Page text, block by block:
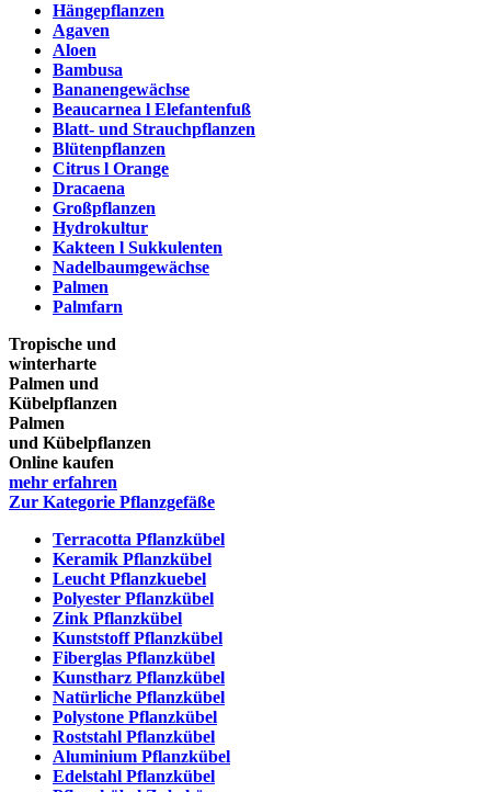
Hängepflanzen
Agaven
Aloen
Bambusa
Bananengewächse
Beaucarnea l Elefantenfuß
Blatt- und Strauchpflanzen
Blütenpflanzen
Citrus l Orange
Dracaena
Großpflanzen
Hydrokultur
Kakteen l Sukkulenten
Nadelbaumgewächse
Palmen
Palmfarn
Tropische und
winterharte
Palmen und
Kübelpflanzen
Palmen
und Kübelpflanzen
Online kaufen
mehr erfahren
Zur Kategorie Pflanzgefäße
Terracotta Pflanzkübel
Keramik Pflanzkübel
Leucht Pflanzkuebel
Polyester Pflanzkübel
Zink Pflanzkübel
Kunststoff Pflanzkübel
Fiberglas Pflanzkübel
Kunstharz Pflanzkübel
Natürliche Pflanzkübel
Polystone Pflanzkübel
Roststahl Pflanzkübel
Aluminium Pflanzkübel
Edelstahl Pflanzkübel